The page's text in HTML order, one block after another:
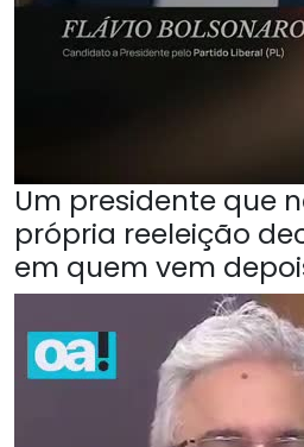
Um presidente que
própria reeleição
em quem vem